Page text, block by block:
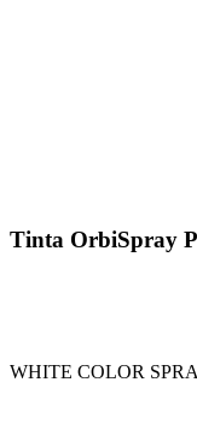
Tinta OrbiSpray
WHITE COLOR